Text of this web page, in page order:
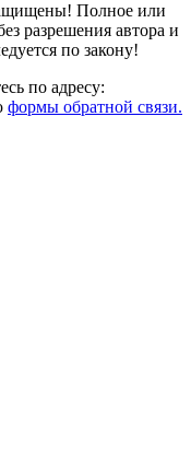
Полное или
разрешения автора и
по закону!
по адресу:
формы обратной связи.